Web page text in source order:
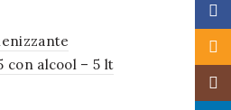
con alcool – 5 lt
Email